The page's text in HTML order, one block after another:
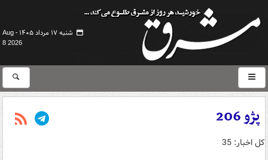
شنبه ۱۷ مرداد ۱۴۰۵ -
Aug
8 2026
پژو 206
کل اخبار: 35